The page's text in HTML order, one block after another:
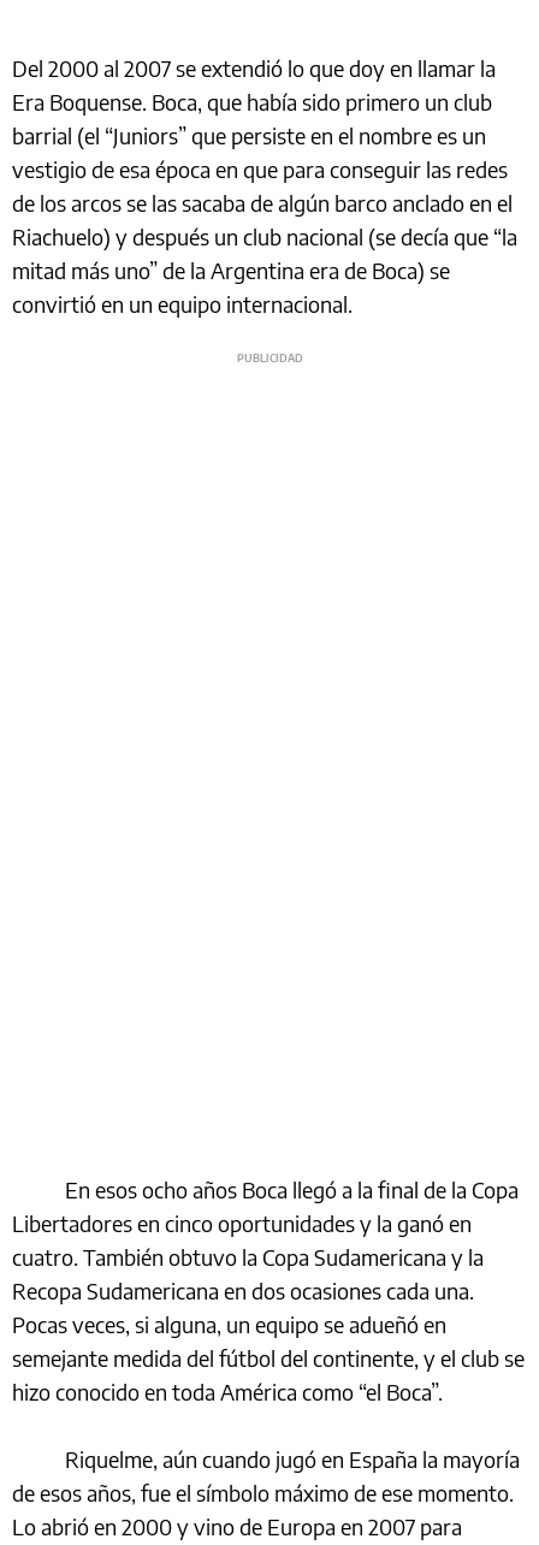
Del 2000 al 2007 se extendió lo que doy en llamar la
Era Boquense. Boca, que había sido primero un club
barrial (el “Juniors” que persiste en el nombre es un
vestigio de esa época en que para conseguir las redes
de los arcos se las sacaba de algún barco anclado en el
Riachuelo) y después un club nacional (se decía que “la
mitad más uno” de la Argentina era de Boca) se
convirtió en un equipo internacional.
En esos ocho años Boca llegó a la final de la Copa
Libertadores en cinco oportunidades y la ganó en
cuatro. También obtuvo la Copa Sudamericana y la
Recopa Sudamericana en dos ocasiones cada una.
Pocas veces, si alguna, un equipo se adueñó en
semejante medida del fútbol del continente, y el club se
hizo conocido en toda América como “el Boca”.
Riquelme, aún cuando jugó en España la mayoría
de esos años, fue el símbolo máximo de ese momento.
Lo abrió en 2000 y vino de Europa en 2007 para